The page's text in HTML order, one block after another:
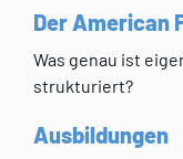
Der American
Was genau ist
strukturiert?
Ausbildungen